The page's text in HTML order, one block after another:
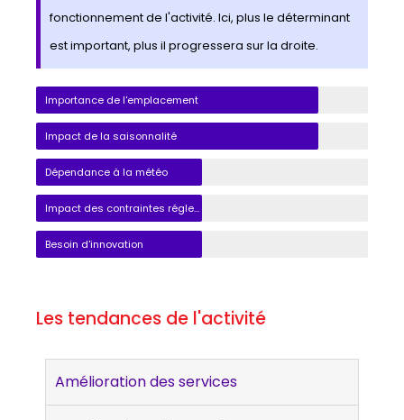
fonctionnement de l'activité. Ici, plus le déterminant
est important, plus il progressera sur la droite.
Importance de l'emplacement
Impact de la saisonnalité
Dépendance à la météo
Impact des contraintes réglementaires
Besoin d'innovation
Les tendances de l'activité
Amélioration des services